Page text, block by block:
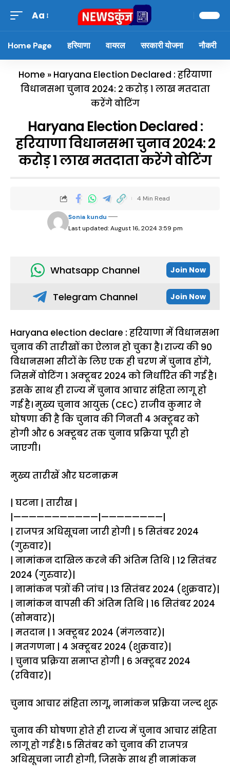
Aa
Home Page हरियाणा वायरल सरकारी योजना नौकरी
Home » Haryana Election Declared : हरियाणा
विधानसभा चुनाव 2024: 2 करोड़ 1 लाख मतदाता
करेंगे वोटिंग
Haryana Election Declared :
हरियाणा विधानसभा चुनाव 2024: 2
करोड़ 1 लाख मतदाता करेंगे वोटिंग
Last updated: August 16, 2024 3:59 pm
Sonia kundu
4 Min Read
Whatsapp Channel Join Now
Telegram Channel Join Now
Haryana election declare : हरियाणा में विधानसभा
चुनाव की तारीखों का ऐलान हो चुका है। राज्य की 90
विधानसभा सीटों के लिए एक ही चरण में चुनाव होंगे,
जिसमें वोटिंग 1 अक्टूबर 2024 को निर्धारित की गई है।
इसके साथ ही राज्य में चुनाव आचार संहिता लागू हो
गई है। मुख्य चुनाव आयुक्त (CEC) राजीव कुमार ने
घोषणा की है कि चुनाव की गिनती 4 अक्टूबर को
होगी और 6 अक्टूबर तक चुनाव प्रक्रिया पूरी हो
जाएगी।
मुख्य तारीखें और घटनाक्रम
| घटना | तारीख |
|———————————|————————|
| राजपत्र अधिसूचना जारी होगी | 5 सितंबर 2024
(गुरुवार)|
| नामांकन दाखिल करने की अंतिम तिथि | 12 सितंबर
2024 (गुरुवार)|
| नामांकन पत्रों की जांच | 13 सितंबर 2024 (शुक्रवार)|
| नामांकन वापसी की अंतिम तिथि | 16 सितंबर 2024
(सोमवार)|
| मतदान | 1 अक्टूबर 2024 (मंगलवार)|
| मतगणना | 4 अक्टूबर 2024 (शुक्रवार)|
| चुनाव प्रक्रिया समाप्त होगी | 6 अक्टूबर 2024
(रविवार)|
चुनाव आचार संहिता लागू, नामांकन प्रक्रिया जल्द शुरू
चुनाव की घोषणा होते ही राज्य में चुनाव आचार संहिता
लागू हो गई है। 5 सितंबर को चुनाव की राजपत्र
अधिसूचना जारी होगी, जिसके साथ ही नामांकन